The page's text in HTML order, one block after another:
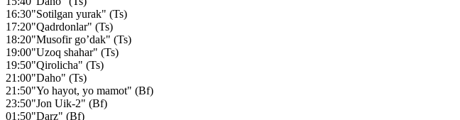
16:30"Sotilgan yurak" (Ts)
17:20"Qadrdonlar" (Ts)
18:20"Musofir go’dak" (Ts)
19:00"Uzoq shahar" (Ts)
19:50"Qirolicha" (Ts)
21:00"Daho" (Ts)
21:50"Yo hayot, yo mamot" (Bf)
23:50"Jon Uik-2" (Bf)
01:50"Darz" (Bf)